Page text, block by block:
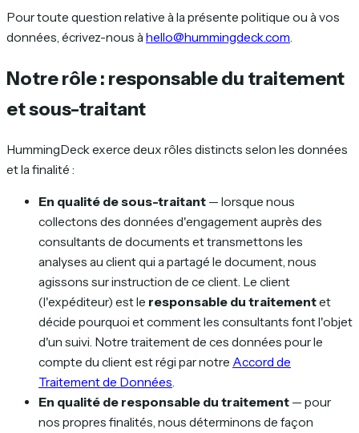
Pour toute question relative à la présente politique ou à vos
données, écrivez-nous àhello@hummingdeck.com.
Notre rôle : responsable du traitement
et sous-traitant
HummingDeck exerce deux rôles distincts selon les données
et la finalité :
En qualité de sous-traitant — lorsque nous
collectons des données d'engagement auprès des
consultants de documents et transmettons les
analyses au client qui a partagé le document, nous
agissons sur instruction de ce client. Le client
(l'expéditeur) est le responsable du traitementet
décide pourquoi et comment les consultants font l'objet
d'un suivi. Notre traitement de ces données pour le
compte du client est régi par notre Accord de
Traitement de Données.
En qualité de responsable du traitement — pour
nos propres finalités, nous déterminons de façon